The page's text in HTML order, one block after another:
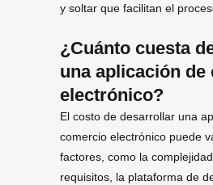
y soltar que facilitan el
¿Cuánto cuesta
una aplicación de
electrónico?
El costo de desarrollar una
comercio electrónico puede
factores, como la
requisitos, la plataforma de